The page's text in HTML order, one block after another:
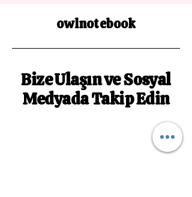
owlnotebook
Bize Ulaşın ve Sosyal
Medyada Takip Edin